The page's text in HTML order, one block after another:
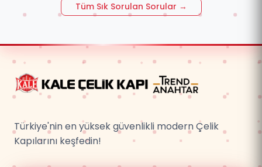
Tüm Sık Sorulan Sorular →
Türkiye'nin en yüksek güvenlikli modern Çelik
Kapılarını keşfedin!